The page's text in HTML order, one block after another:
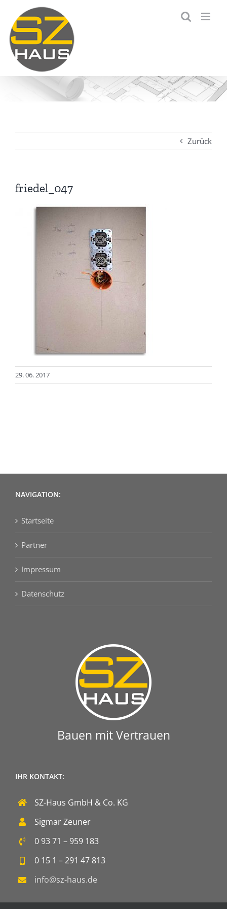
Inhalt
springen
Zurück
friedel_047
29. 06. 2017
NAVIGATION:
Startseite
Partner
Impressum
Datenschutz
Bauen mit Vertrauen
IHR KONTAKT:
SZ-Haus GmbH & Co. KG
Sigmar Zeuner
0 93 71 – 959 183
0 15 1 – 291 47 813
info@sz-haus.de